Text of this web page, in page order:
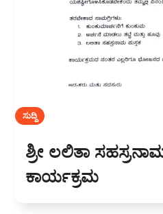
ಸುದ್ದಿ
ಶ್ರೀ ಲಲಿತಾ
ಕಾರ್ಯಕ್ರಮ